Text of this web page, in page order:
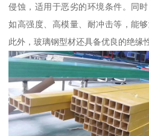
侵蚀，适用于恶劣的环境条件。同
如高强度、高模量、耐冲击等，能
此外，玻璃钢型材还具备优良的绝缘